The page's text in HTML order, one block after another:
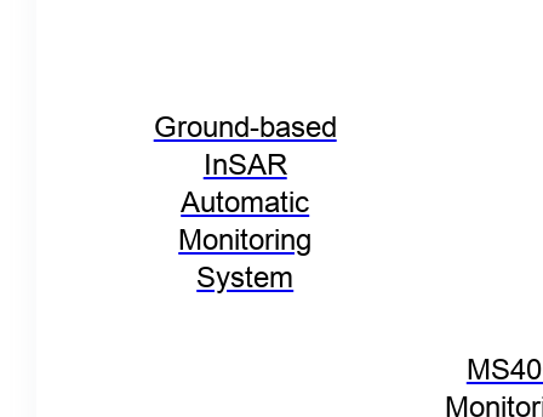
Ground-based
InSAR
Automatic
Monitoring
System